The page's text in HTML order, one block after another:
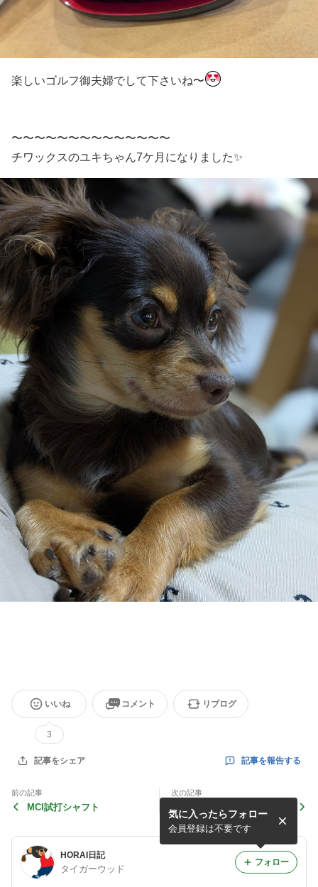
楽しいゴルフ御夫婦でして下さいね〜
〜〜〜〜〜〜〜〜〜〜〜〜〜〜
チワックスのユキちゃん7ケ月になりました✨
いいね
3
コメント リブログ
記事をシェア 記事を報告する
前の記事
MCI試打シャフト
次の記事
ミウラ限定パターとロッディ
オキャディーバッグ
HORAI日記
タイガーウッド
気に入ったらフォロー
会員登録は不要です
フォロー